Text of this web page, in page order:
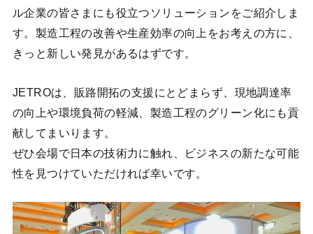
ル企業の皆さまにも役立つソリューションをご紹介しま
す。製造工程の改善や生産効率の向上をお考えの方に、
きっと新しい発見があるはずです。
JETROは、販路開拓の支援にとどまらず、現地調達率
の向上や環境負荷の軽減、製造工程のグリーン化にも貢
献してまいります。
ぜひ会場で日本の技術力に触れ、ビジネスの新たな可能
性を見つけていただければ幸いです。